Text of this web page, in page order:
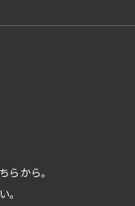
らから。
。